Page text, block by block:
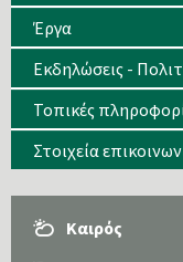
Έργα
Εκδηλώσεις -
Τοπικές
Στοιχεία
Καιρός